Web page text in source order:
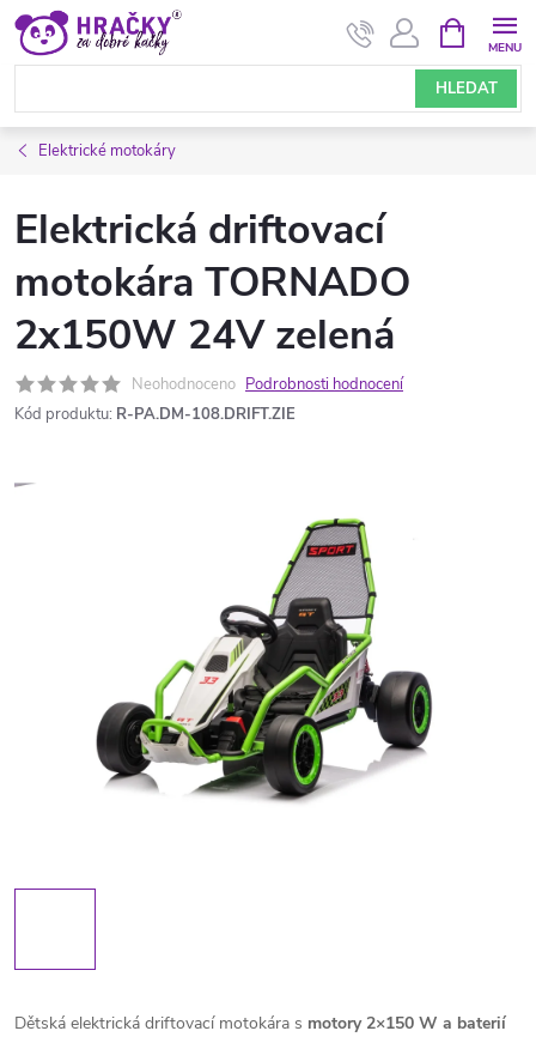
Přejít
obsah
HLEDAT
NÁKUPNÍ
KOŠÍK
Elektrické motokáry
Elektrická driftovací
motokára TORNADO
2x150W 24V zelená
Neohodnoceno Podrobnosti hodnocení
Kód produktu: R-PA.DM-108.DRIFT.ZIE
Dětská elektrická driftovací motokára s motory 2×150 W a baterií